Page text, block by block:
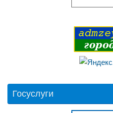
Госуслуги